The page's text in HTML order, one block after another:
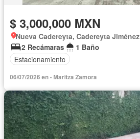
$ 3,000,000 MXN
Nueva Cadereyta, Cadereyta Jiménez
2 Recámaras
1 Baño
Estacionamiento
06/07/2026 en - Maritza Zamora